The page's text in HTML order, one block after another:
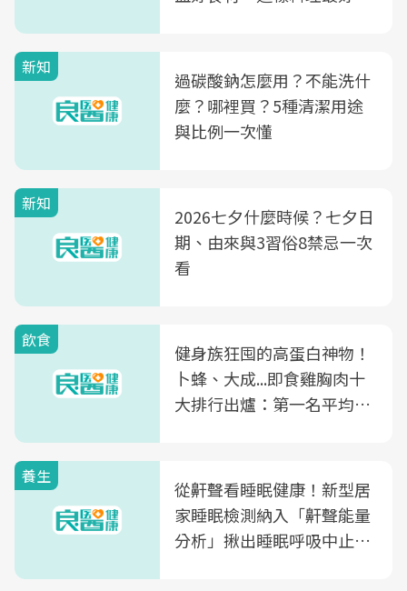
新知
過碳酸鈉怎麼用？不能洗什
麼？哪裡買？5種清潔用途
與比例一次懂
新知
2026七夕什麼時候？七夕日
期、由來與3習俗8禁忌一次
看
飲食
健身族狂囤的高蛋白神物！
卜蜂、大成...即食雞胸肉十
大排行出爐：第一名平均一
養生
從鼾聲看睡眠健康！新型居
家睡眠檢測納入「鼾聲能量
分析」揪出睡眠呼吸中止症